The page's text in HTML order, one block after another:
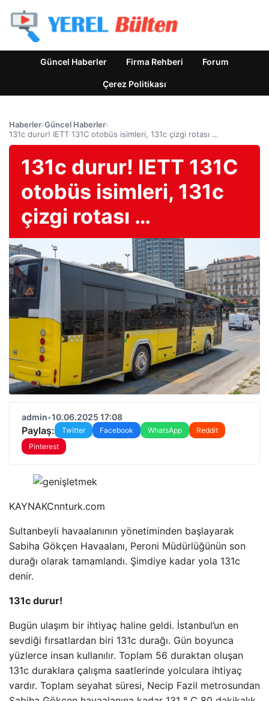
Güncel Haberler Firma Rehberi Forum
Çerez Politikası
Haberler›Güncel Haberler›
131c durur! IETT 131C otobüs isimleri, 131c çizgi rotası …
131c durur! IETT 131C
otobüs isimleri, 131c
çizgi rotası …
admin•10.06.2025 17:08
Paylaş: Twitter Facebook WhatsApp
Reddit
Pinterest
KAYNAKCnnturk.com
Sultanbeyli havaalanının yönetiminden başlayarak
Sabiha Gökçen Havaalanı, Peroni Müdürlüğünün son
durağı olarak tamamlandı. Şimdiye kadar yola 131c
denir.
131c durur!
Bugün ulaşım bir ihtiyaç haline geldi. İstanbul’un en
sevdiği fırsatlardan biri 131c durağı. Gün boyunca
yüzlerce insan kullanılır. Toplam 56 duraktan oluşan
131c duraklara çalışma saatlerinde yolculara ihtiyaç
vardır. Toplam seyahat süresi, Necip Fazil metrosundan